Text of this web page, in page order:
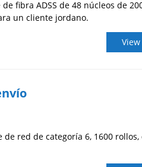
fibra ADSS de 48 núcleos de
un cliente jordano.
de red de categoría 6, 1600